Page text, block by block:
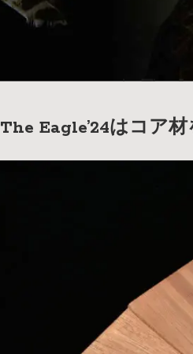
The Eagle’24はコア